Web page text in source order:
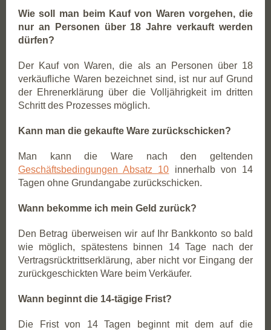
Wie soll man beim Kauf von Waren vorgehen, die
nur an Personen über 18 Jahre verkauft werden
dürfen?
Der Kauf von Waren, die als an Personen über 18
verkäufliche Waren bezeichnet sind, ist nur auf Grund
der Ehrenerklärung über die Volljährigkeit im dritten
Schritt des Prozesses möglich.
Kann man die gekaufte Ware zurückschicken?
Man kann die Ware nach den geltenden
Geschäftsbedingungen Absatz 10 innerhalb von 14
Tagen ohne Grundangabe zurückschicken.
Wann bekomme ich mein Geld zurück?
Den Betrag überweisen wir auf Ihr Bankkonto so bald
wie möglich, spätestens binnen 14 Tage nach der
Vertragsrücktrittserklärung, aber nicht vor Eingang der
zurückgeschickten Ware beim Verkäufer.
Wann beginnt die 14-tägige Frist?
Die Frist von 14 Tagen beginnt mit dem auf die